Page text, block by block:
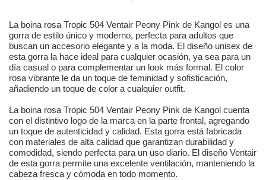
La boina rosa Tropic 504 Ventair Peony Pink de Kangol es una
gorra de estilo único y moderno, perfecta para adultos que
buscan un accesorio elegante y a la moda. El diseño unisex de
esta gorra la hace ideal para cualquier ocasión, ya sea para un
día casual o para complementar un look más formal. El color
rosa vibrante le da un toque de feminidad y sofisticación,
añadiendo un toque de color a cualquier outfit.
La boina rosa Tropic 504 Ventair Peony Pink de Kangol cuenta
con el distintivo logo de la marca en la parte frontal, agregando
un toque de autenticidad y calidad. Esta gorra está fabricada
con materiales de alta calidad que garantizan durabilidad y
comodidad, siendo perfecta para un uso diario. El diseño Ventair
de esta gorra permite una excelente ventilación, manteniendo la
cabeza fresca y cómoda en todo momento.